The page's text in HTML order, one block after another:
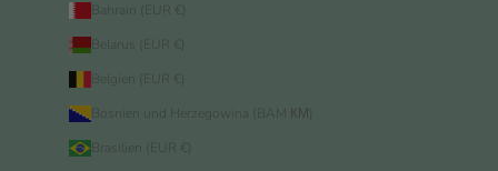
Bahrain (EUR €)
Belarus (EUR €)
Belgien (EUR €)
Bosnien und Herzegowina (BAM КМ)
Brasilien (EUR €)